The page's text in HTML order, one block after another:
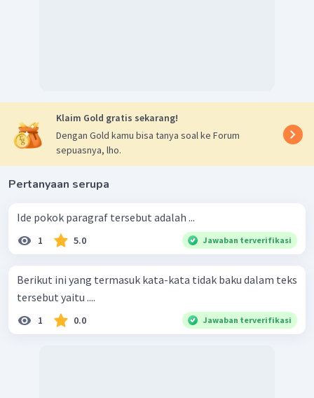
Klaim Gold gratis sekarang!
Dengan Gold kamu bisa tanya soal ke Forum
sepuasnya, lho.
Pertanyaan serupa
Ide pokok paragraf tersebut adalah ...
1 5.0 Jawaban terverifikasi
Berikut ini yang termasuk kata-kata tidak baku dalam teks
tersebut yaitu ....
1 0.0 Jawaban terverifikasi